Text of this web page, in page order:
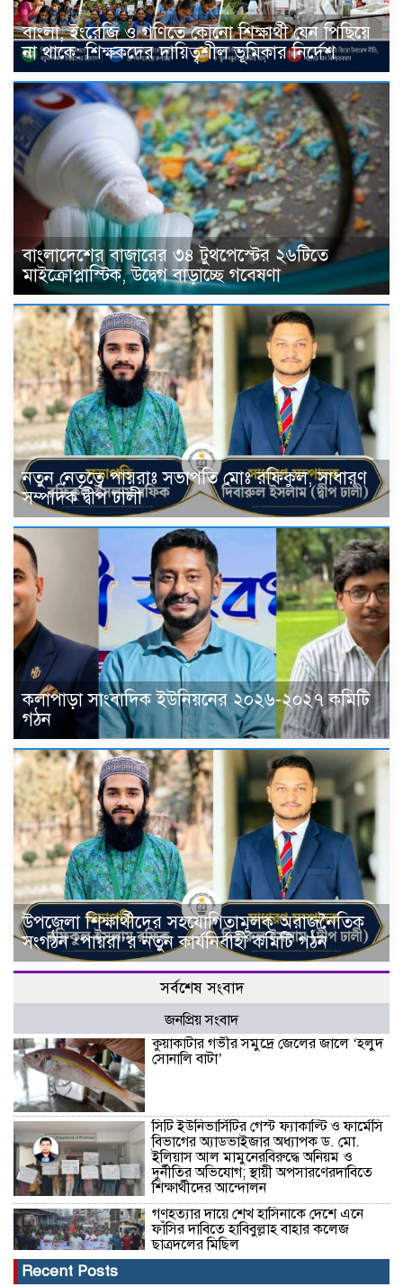
বাংলা, ইংরেজি ও গণিতে কোনো শিক্ষার্থী যেন পিছিয়ে
না থাকে: শিক্ষকদের দায়িত্বশীল ভূমিকার নির্দেশ
বাংলাদেশের বাজারের ৩৪ টুথপেস্টের ২৬টিতে
মাইক্রোপ্লাস্টিক, উদ্বেগ বাড়াচ্ছে গবেষণা
নতুন নেতৃত্বে পায়রাঃ সভাপতি মোঃ রফিকুল, সাধারণ
সম্পাদক দ্বীপ ঢালী
কলাপাড়া সাংবাদিক ইউনিয়নের ২০২৬-২০২৭ কমিটি
গঠন
উপজেলা শিক্ষার্থীদের সহযোগিতামূলক অরাজনৈতিক
সংগঠন ‘পায়রা’র নতুন কার্যনির্বাহী কমিটি গঠন
সর্বশেষ সংবাদ
জনপ্রিয় সংবাদ
কুয়াকাটার গভীর সমুদ্রে জেলের জালে ‘হলুদ
সোনালি বাটা’
সিটি ইউনিভার্সিটির গেস্ট ফ্যাকাল্টি ও ফার্মেসি
বিভাগের অ্যাডভাইজার অধ্যাপক ড. মো.
ইলিয়াস আল মামুনেরবিরুদ্ধে অনিয়ম ও
দুর্নীতির অভিযোগ; স্থায়ী অপসারণেরদাবিতে
শিক্ষার্থীদের আন্দোলন
গণহত্যার দায়ে শেখ হাসিনাকে দেশে এনে
ফাঁসির দাবিতে হাবিবুল্লাহ বাহার কলেজ
ছাত্রদলের মিছিল
Recent Posts